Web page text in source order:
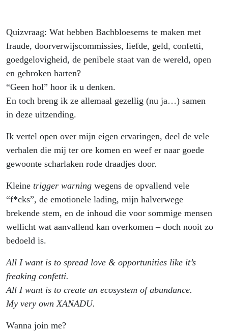
Quizvraag: Wat hebben Bachbloesems te maken met
fraude, doorverwijscommissies, liefde, geld, confetti,
goedgelovigheid, de penibele staat van de wereld, open
en gebroken harten?
“Geen hol” hoor ik u denken.
En toch breng ik ze allemaal gezellig (nu ja…) samen
in deze uitzending.
Ik vertel open over mijn eigen ervaringen, deel de vele
verhalen die mij ter ore komen en weef er naar goede
gewoonte scharlaken rode draadjes door.
Kleine trigger warning wegens de opvallend vele
“f*cks”, de emotionele lading, mijn halverwege
brekende stem, en de inhoud die voor sommige mensen
wellicht wat aanvallend kan overkomen – doch nooit zo
bedoeld is.
All I want is to spread love & opportunities like it’s
freaking confetti.
All I want is to create an ecosystem of abundance.
My very own XANADU.
Wanna join me?